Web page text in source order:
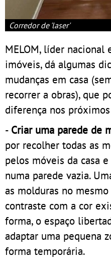
Corredor de 'laser'
MELOM, líder nacional
imóveis, dá algumas
mudanças em casa
recorrer a obras), que
diferença nos
- Criar uma parede de
por recolher todas as
pelos móveis da casa
numa parede vazia.
as molduras no
contraste com a cor
forma, o espaço
adaptar uma pequena
forma temporária.